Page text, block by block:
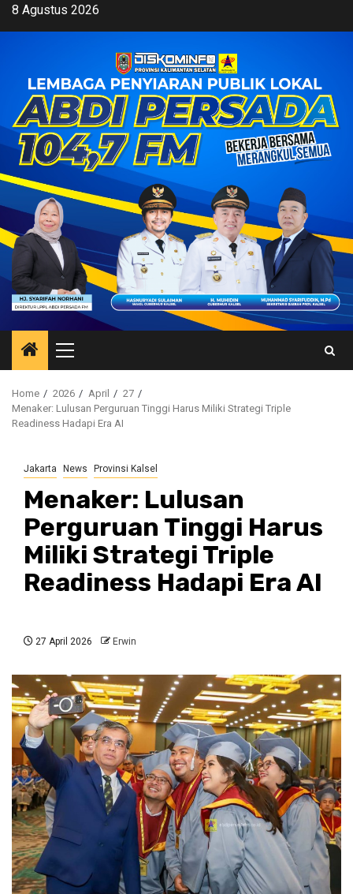
Skip8 Agustus 2026
Primary
Menu
Home 2026 April
27
Menaker: Lulusan Perguruan Tinggi Harus Miliki Strategi Triple
Readiness Hadapi Era AI
Jakarta News Provinsi Kalsel
Menaker: Lulusan
Perguruan Tinggi Harus
Miliki Strategi Triple
Readiness Hadapi Era AI
27 April 2026 Erwin